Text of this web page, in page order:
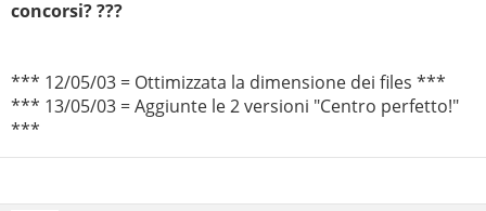
concorsi? ???
*** 12/05/03 = Ottimizzata la dimensione dei files ***
*** 13/05/03 = Aggiunte le 2 versioni "Centro perfetto!"
***